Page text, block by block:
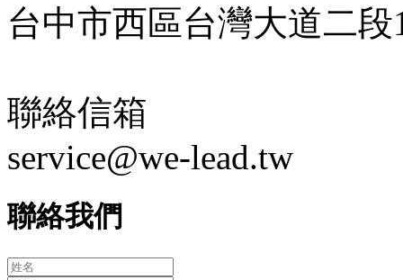
台中市西區台灣大道二段
聯絡信箱
service@we-lead.tw
聯絡我們